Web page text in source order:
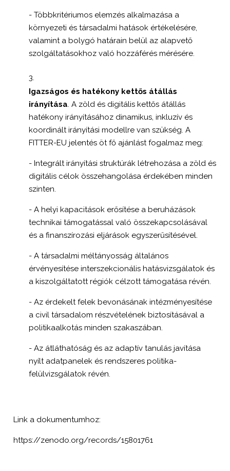
- Többkritériumos elemzés alkalmazása a
környezeti és társadalmi hatások értékelésére,
valamint a bolygó határain belül az alapvető
szolgáltatásokhoz való hozzáférés mérésére.
Igazságos és hatékony kettős átállás
irányítása . A zöld és digitális kettős átállás
hatékony irányításához dinamikus, inkluzív és
koordinált irányítási modellre van szükség. A
FITTER-EU jelentés öt fő ajánlást fogalmaz meg:
- Integrált irányítási struktúrák létrehozása a zöld és
digitális célok összehangolása érdekében minden
szinten.
- A helyi kapacitások erősítése a beruházások
technikai támogatással való összekapcsolásával
és a finanszírozási eljárások egyszerűsítésével.
- A társadalmi méltányosság általános
érvényesítése interszekcionális hatásvizsgálatok és
a kiszolgáltatott régiók célzott támogatása révén.
- Az érdekelt felek bevonásának intézményesítése
a civil társadalom részvételének biztosításával a
politikaalkotás minden szakaszában.
- Az átláthatóság és az adaptív tanulás javítása
nyílt adatpanelek és rendszeres politika-
felülvizsgálatok révén.
Link a dokumentumhoz:
https://zenodo.org/records/15801761